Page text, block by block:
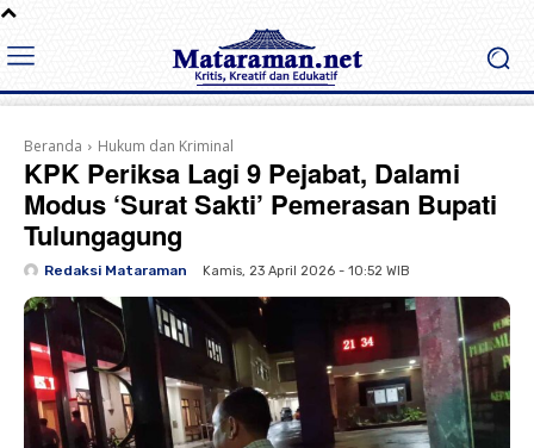
Beranda Hukum dan Kriminal
KPK Periksa Lagi 9 Pejabat, Dalami
Modus ‘Surat Sakti’ Pemerasan Bupati
Tulungagung
Redaksi Mataraman Kamis, 23 April 2026 - 10:52 WIB